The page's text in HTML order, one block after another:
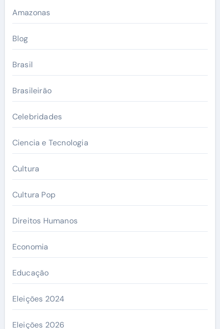
Amazonas
Blog
Brasil
Brasileirão
Celebridades
Ciencia e Tecnologia
Cultura
Cultura Pop
Direitos Humanos
Economia
Educação
Eleições 2024
Eleições 2026